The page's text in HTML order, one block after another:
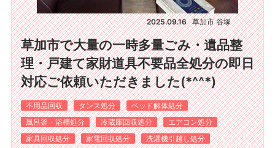
2025.09.16 草加市 谷塚
草加市で大量の一時多量ごみ・遺品整
理・戸建て家財道具不要品全処分の即日
対応ご依頼いただきました(*^^*)
不用品回収 タンス処分
ベッド解体処分
風呂釜・浴槽処分
冷蔵庫回収処分
エアコン処分
家具回収処分
家電回収処分
洗濯機引越し処分